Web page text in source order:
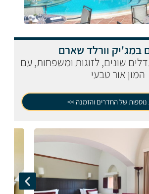
במג'יק וורלד שארם
שונים, לזוגות ומשפחות, עם
המון אור טבעי
נוספות של החדרים והזמנה >>